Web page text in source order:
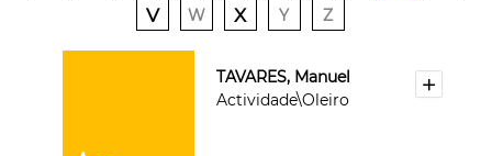
V W X Y Z
TAVARES, Manuel
Actividade\Oleiro